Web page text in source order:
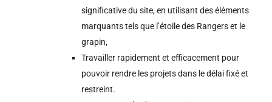
significative du site, en utilisant des éléments
marquants tels que l’étoile des Rangers et le
grapin,
Travailler rapidement et efficacement pour
pouvoir rendre les projets dans le délai fixé et
restreint.